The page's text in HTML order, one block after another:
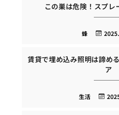
この巣は危険！スプレ
蜂
賃貸で埋め込み照明は諦め
ア
生活